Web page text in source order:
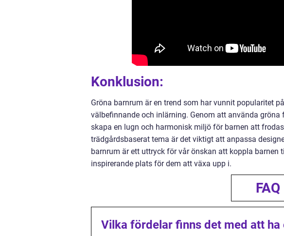
Konklusion:
Gröna barnrum är en trend som har vunnit popularitet
välbefinnande och inlärning. Genom att använda
skapa en lugn och harmonisk miljö för barnen att
trädgårdsbaserat tema är det viktigt att anpassa
barnrum är ett uttryck för vår önskan att koppla
inspirerande plats för dem att växa upp i.
FAQ
Vilka fördelar finns det med att